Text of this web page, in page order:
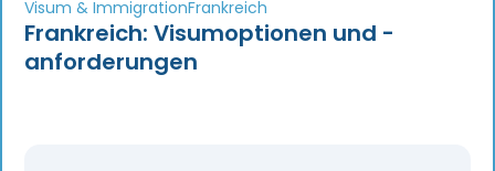
Visum & ImmigrationFrankreich
Frankreich: Visumoptionen und -
anforderungen